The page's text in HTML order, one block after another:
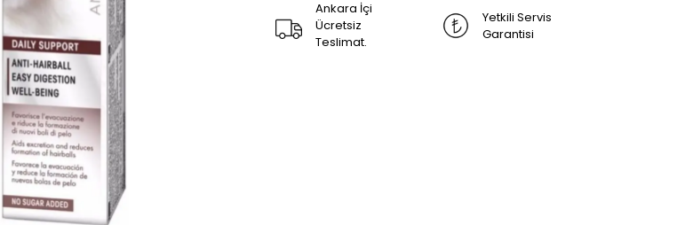
Ankara İçi
Ücretsiz
Teslimat.
Yetkili Servis
Garantisi